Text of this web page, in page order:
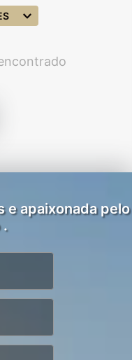
e apaixonada pelo
.